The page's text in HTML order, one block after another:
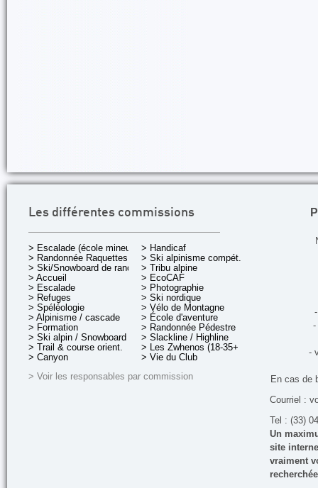
Les différentes commissions
> Escalade (école mineurs)
> Randonnée Raquettes
> Ski/Snowboard de rando.
> Accueil
> Escalade
> Refuges
> Spéléologie
> Alpinisme / cascade
> Formation
> Ski alpin / Snowboard
> Trail & course orient.
> Canyon
> Handicaf
> Ski alpinisme compét.
> Tribu alpine
> EcoCAF
> Photographie
> Ski nordique
> Vélo de Montagne
> École d'aventure
> Randonnée Pédestre
> Slackline / Highline
> Les Zwhenos (18-35+ ans)
> Vie du Club
> Voir les responsables par commission
-
-
En cas de
Courriel :
Tel : (33)
Un
site
vraiment